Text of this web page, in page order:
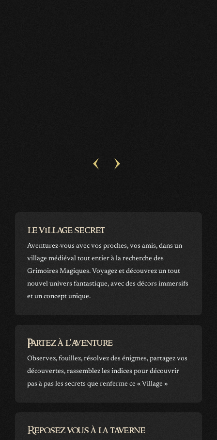
le village secret
Aventurez-vous avec vos proches, vos amis, dans un
village médiéval tout entier à la recherche des
Grimoires Magiques. Voyagez et découvrez un tout
nouvel univers fantastique, avec des décors immersifs
et un concept unique.
Partez à l'aventure
Observez, fouillez, résolvez des énigmes, partagez vos
découvertes, rassemblez les indices pour découvrir
pas à pas les secrets que renferme ce « Village »
Reposez vous à la taverne